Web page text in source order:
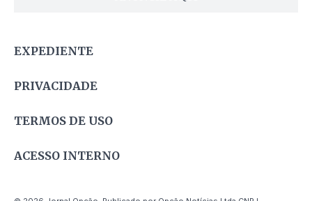
EXPEDIENTE
PRIVACIDADE
TERMOS DE USO
ACESSO INTERNO